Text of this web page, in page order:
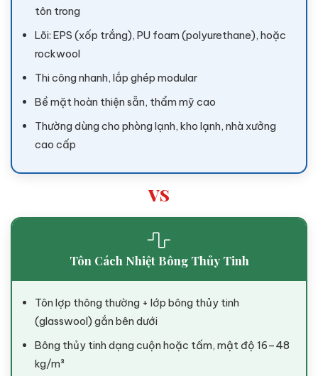
tôn trong
Lõi: EPS (xốp trắng), PU foam (polyurethane), hoặc
rockwool
Thi công nhanh, lắp ghép modular
Bề mặt hoàn thiện sẵn, thẩm mỹ cao
Thường dùng cho phòng lạnh, kho lạnh, nhà xưởng
cao cấp
VS
Tôn Cách Nhiệt Bông Thủy Tinh
Tôn lợp thông thường + lớp bông thủy tinh
(glasswool) gắn bên dưới
Bông thủy tinh dạng cuộn hoặc tấm, mật độ 16–48
kg/m³